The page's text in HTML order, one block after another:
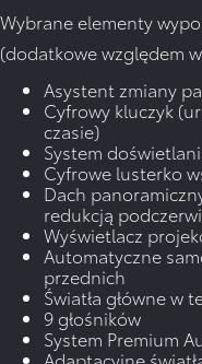
Wybrane elementy
(dodatkowe względem
Asystent zmiany
Cyfrowy kluczyk
czasie)
System
Cyfrowe lusterko
Dach
redukcją
Wyświetlacz
Automatyczne
przednich
Światła główne w
9 głośników
System Premium
Adaptacyjne